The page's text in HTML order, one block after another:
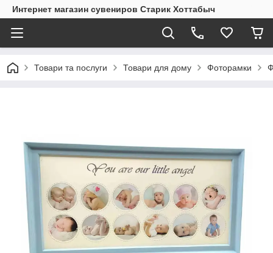
Интернет магазин сувениров Старик Хоттабыч
Товари та послуги Товари для дому Фоторамки